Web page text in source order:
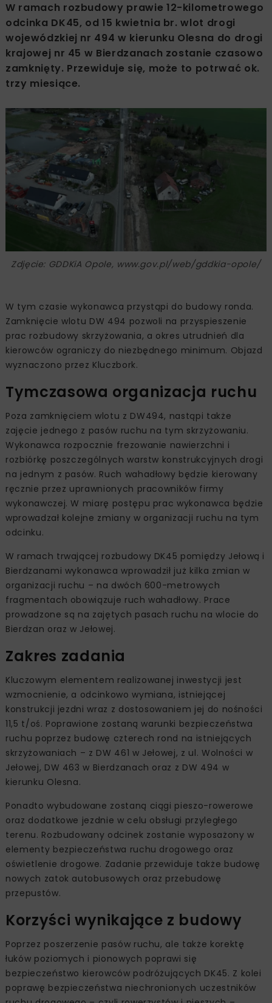
W ramach rozbudowy prawie 12-kilometrowego
odcinka DK45, od 15 kwietnia br. wlot drogi
wojewódzkiej nr 494 w kierunku Olesna do drogi
krajowej nr 45 w Bierdzanach zostanie czasowo
zamknięty. Przewiduje się, może to potrwać ok.
trzy miesiące.
Zdjęcie: GDDKiA Opole, www.gov.pl/web/gddkia-opole/
W tym czasie wykonawca przystąpi do budowy ronda.
Zamknięcie wlotu DW 494 pozwoli na przyspieszenie
prac rozbudowy skrzyżowania, a okres utrudnień dla
kierowców ograniczy do niezbędnego minimum. Objazd
wyznaczono przez Kluczbork.
Tymczasowa organizacja ruchu
Poza zamknięciem wlotu z DW494, nastąpi także
zajęcie jednego z pasów ruchu na tym skrzyżowaniu.
Wykonawca rozpocznie frezowanie nawierzchni i
rozbiórkę poszczególnych warstw konstrukcyjnych drogi
na jednym z pasów. Ruch wahadłowy będzie kierowany
ręcznie przez uprawnionych pracowników firmy
wykonawczej. W miarę postępu prac wykonawca będzie
wprowadzał kolejne zmiany w organizacji ruchu na tym
odcinku.
W ramach trwającej rozbudowy DK45 pomiędzy Jełową i
Bierdzanami wykonawca wprowadził już kilka zmian w
organizacji ruchu – na dwóch 600-metrowych
fragmentach obowiązuje ruch wahadłowy. Prace
prowadzone są na zajętych pasach ruchu na wlocie do
Bierdzan oraz w Jełowej.
Zakres zadania
Kluczowym elementem realizowanej inwestycji jest
wzmocnienie, a odcinkowo wymiana, istniejącej
konstrukcji jezdni wraz z dostosowaniem jej do nośności
11,5 t/oś. Poprawione zostaną warunki bezpieczeństwa
ruchu poprzez budowę czterech rond na istniejących
skrzyżowaniach – z DW 461 w Jełowej, z ul. Wolności w
Jełowej, DW 463 w Bierdzanach oraz z DW 494 w
kierunku Olesna.
Ponadto wybudowane zostaną ciągi pieszo-rowerowe
oraz dodatkowe jezdnie w celu obsługi przyległego
terenu. Rozbudowany odcinek zostanie wyposażony w
elementy bezpieczeństwa ruchu drogowego oraz
oświetlenie drogowe. Zadanie przewiduje także budowę
nowych zatok autobusowych oraz przebudowę
przepustów.
Korzyści wynikające z budowy
Poprzez poszerzenie pasów ruchu, ale także korektę
łuków poziomych i pionowych poprawi się
bezpieczeństwo kierowców podróżujących DK45. Z kolei
poprawę bezpieczeństwa niechronionych uczestników